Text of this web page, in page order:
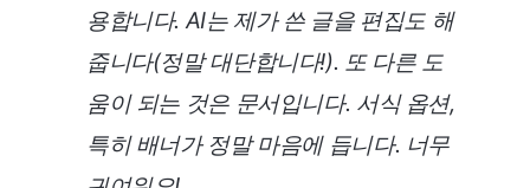
용합니다. AI는 제가 쓴 글을 편집도 해
줍니다(정말 대단합니다!). 또 다른 도
움이 되는 것은 문서입니다. 서식 옵션,
특히 배너가 정말 마음에 듭니다. 너무